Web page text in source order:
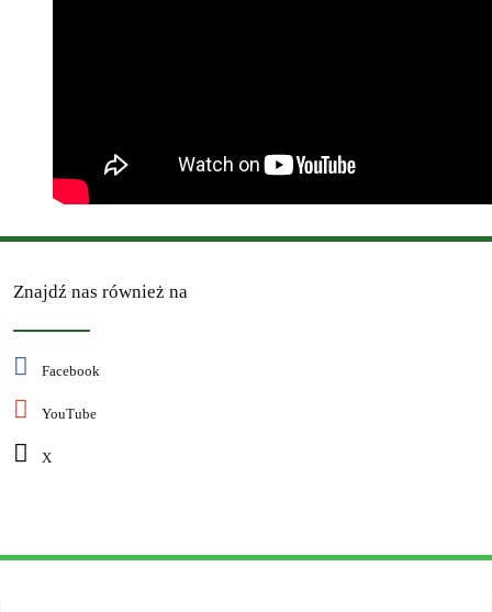
Znajdź nas również na
Facebook
YouTube
X